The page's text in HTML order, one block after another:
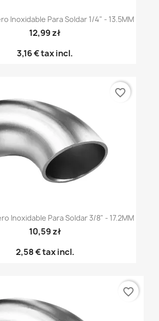
Inoxidable Para Soldar 1/4" - 13.5MM
12,99 zł
3,16 €tax incl.
Inoxidable Para Soldar 3/8" - 17.2MM
10,59 zł
2,58 €tax incl.
favorite_border
favorite_border